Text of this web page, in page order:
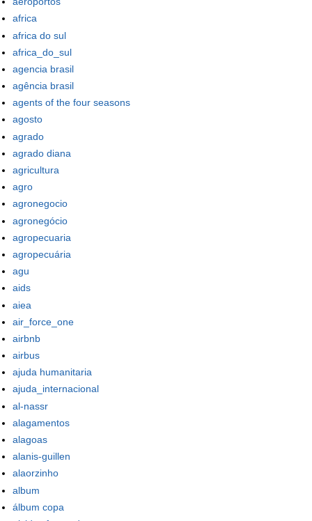
africa
africa do sul
africa_do_sul
agencia brasil
agência brasil
agents of the four seasons
agosto
agrado
agrado diana
agricultura
agro
agronegocio
agronegócio
agropecuaria
agropecuária
agu
aids
aiea
air_force_one
airbnb
airbus
ajuda humanitaria
ajuda_internacional
al-nassr
alagamentos
alagoas
alanis-guillen
alaorzinho
album
álbum copa